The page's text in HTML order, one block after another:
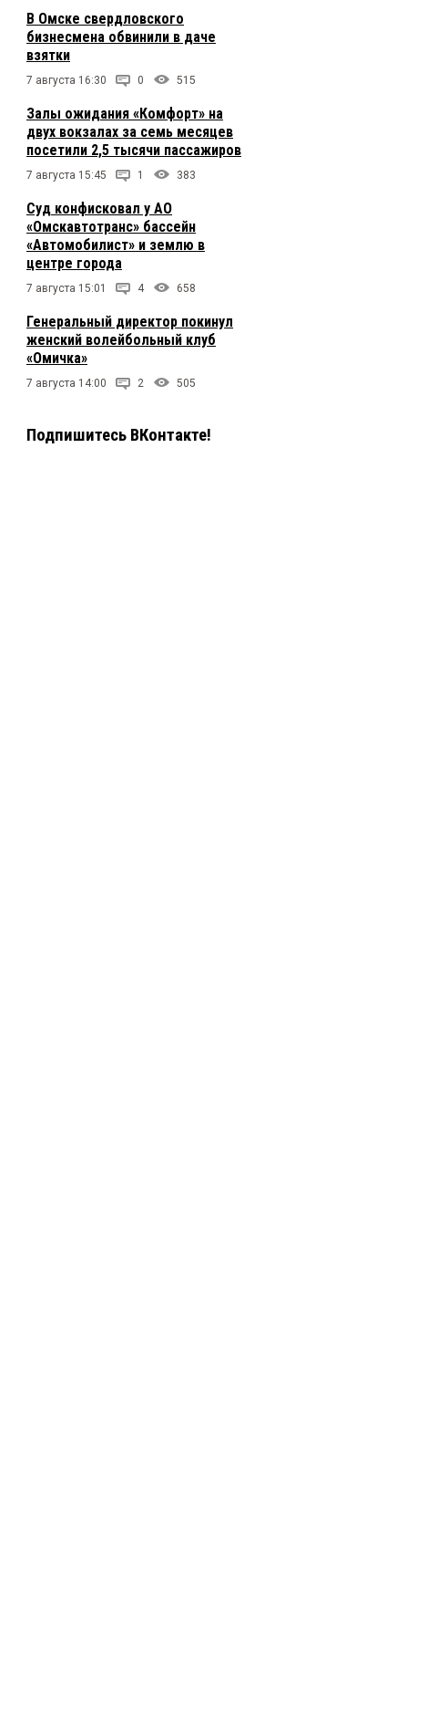
В Омске свердловского
бизнесмена обвинили в даче
взятки
7 августа 16:30 0 515
Залы ожидания «Комфорт» на
двух вокзалах за семь месяцев
посетили 2,5 тысячи пассажиров
7 августа 15:45 1 383
Суд конфисковал у АО
«Омскавтотранс» бассейн
«Автомобилист» и землю в
центре города
7 августа 15:01 4 658
Генеральный директор покинул
женский волейбольный клуб
«Омичка»
7 августа 14:00 2 505
Подпишитесь ВКонтакте!